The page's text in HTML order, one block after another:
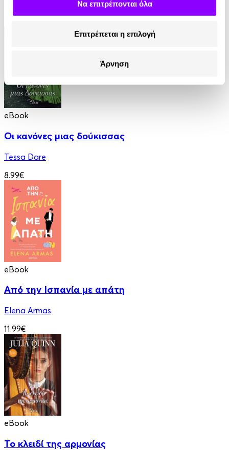
Να επιτρέπονται όλα
Επιτρέπεται η επιλογή
Άρνηση
eBook
Οι κανόνες μιας δούκισσας
Tessa Dare
8.99€
eBook
Από την Ισπανία με απάτη
Elena Armas
11.99€
eBook
Το κλειδί της αρμονίας